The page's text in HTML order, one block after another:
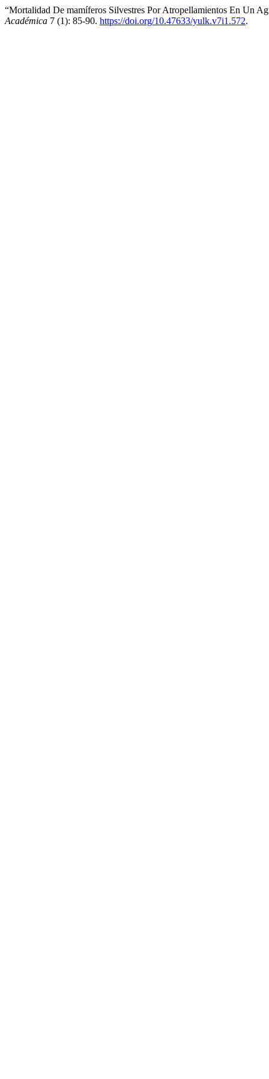
“Mortalidad De mamíferos Silvestres Por Atropellamientos En Un
Académica 7 (1): 85-90. https://doi.org/10.47633/yulk.v7i1.572.